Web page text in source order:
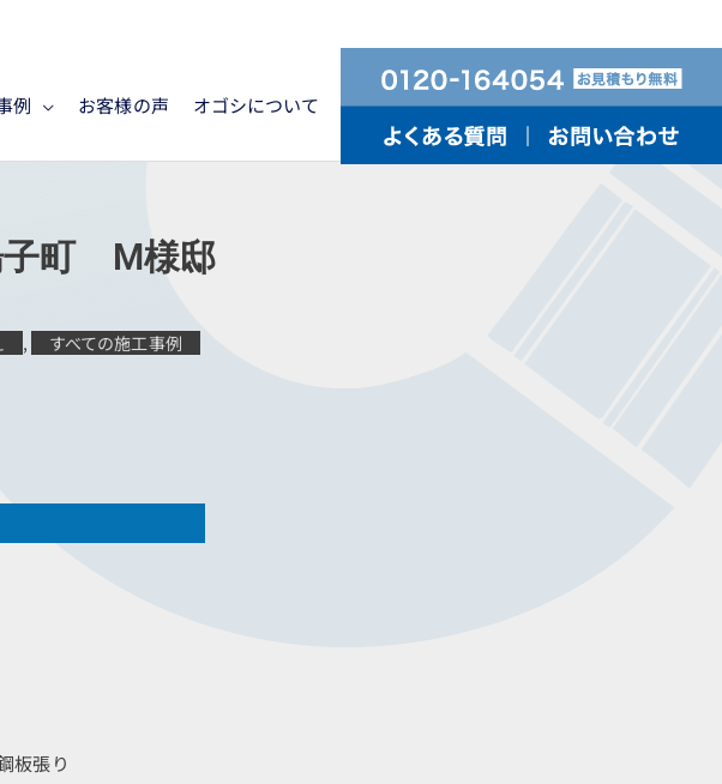
例 お客様の声 オゴシについて
町 M様邸
, すべての施工事例
板張り